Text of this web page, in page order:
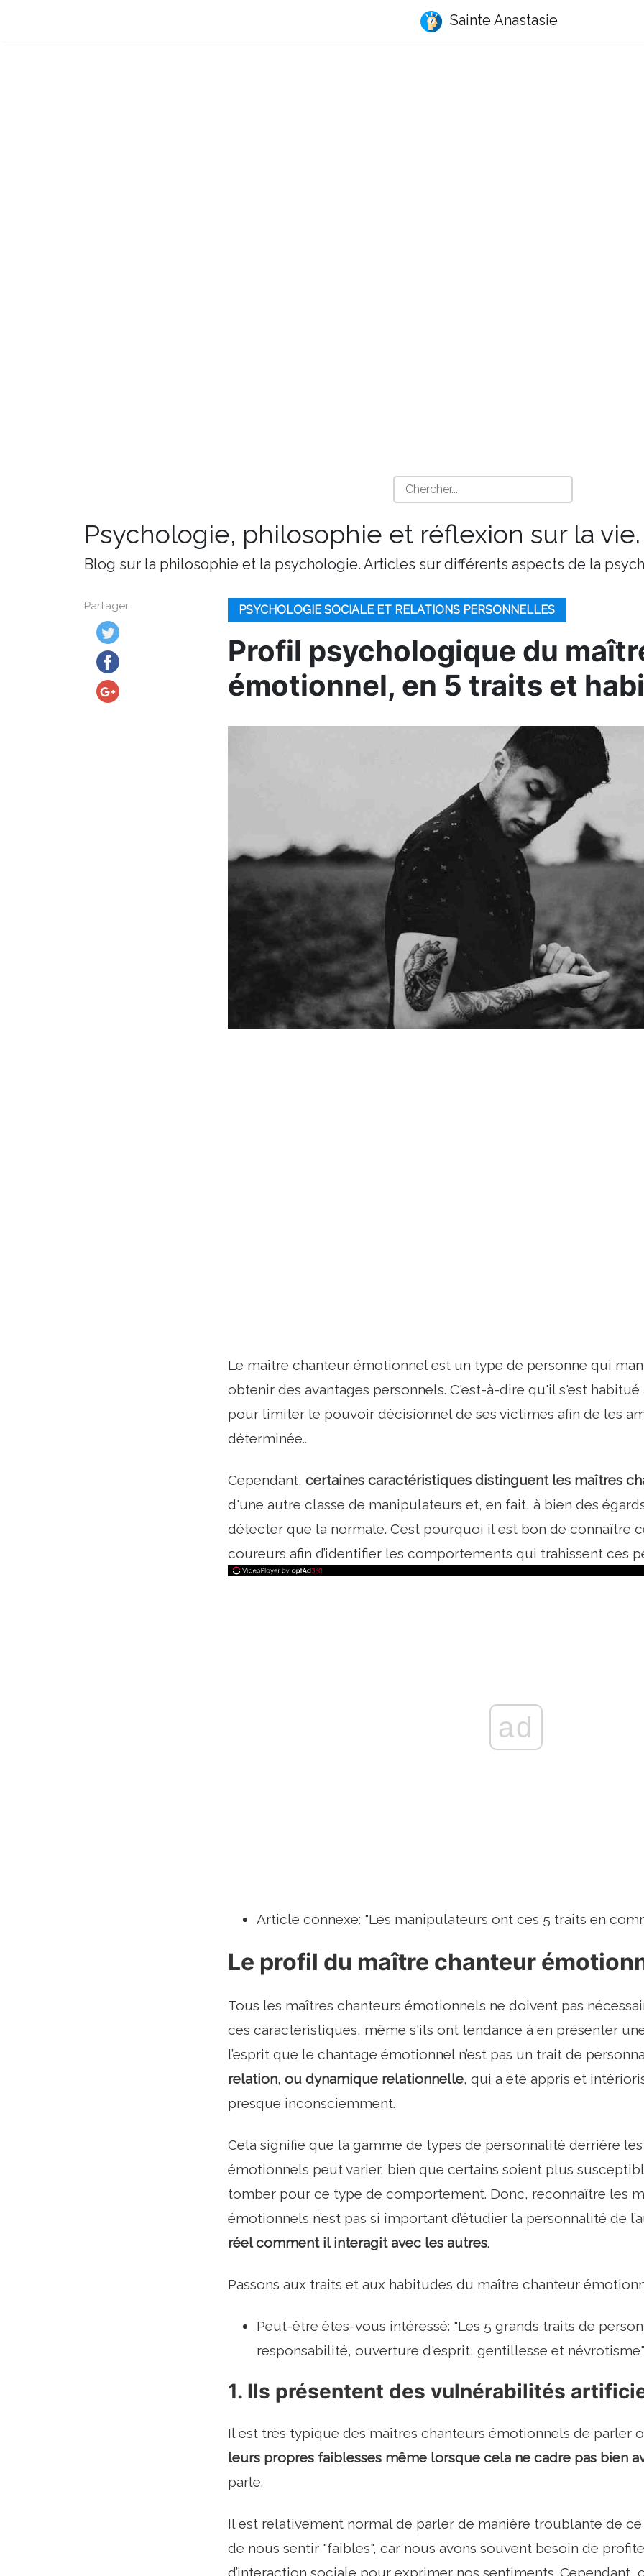
Sainte Anastasie
Psychologie, philosophie et réflexion sur la vie.
Blog sur la philosophie et la psychologie. Articles sur différents aspects de la
Partager: PSYCHOLOGIE SOCIALE ET RELATIONS PERSONNELLES
Profil psychologique du
émotionnel, en 5 traits et
Le maître chanteur émotionnel est un type de personne qui
obtenir des avantages personnels. C'est-à-dire qu'il s'est
pour limiter le pouvoir décisionnel de ses victimes afin de les
déterminée..
Cependant, certaines caractéristiques distinguent les maîtres
d'une autre classe de manipulateurs et, en fait, à bien des
détecter que la normale. C’est pourquoi il est bon de connaître
coureurs afin d’identifier les comportements qui trahissent ces
ad
Article connexe: "Les manipulateurs ont ces 5 traits en
Le profil du maître chanteur
Tous les maîtres chanteurs émotionnels ne doivent pas
ces caractéristiques, même s'ils ont tendance à en présenter
l’esprit que le chantage émotionnel n’est pas un trait de
relation, ou dynamique relationnelle, qui a été appris et
presque inconsciemment.
Cela signifie que la gamme de types de personnalité derrière
émotionnels peut varier, bien que certains soient plus
tomber pour ce type de comportement. Donc, reconnaître les
émotionnels n’est pas si important d’étudier la personnalité de
réel comment il interagit avec les autres.
Passons aux traits et aux habitudes du maître chanteur
Peut-être êtes-vous intéressé: "Les 5 grands traits de
responsabilité, ouverture d'esprit, gentillesse et névrotisme"
1. Ils présentent des vulnérabilités
Il est très typique des maîtres chanteurs émotionnels de parler
leurs propres faiblesses même lorsque cela ne cadre pas bien
parle.
Il est relativement normal de parler de manière troublante de
de nous sentir "faibles", car nous avons souvent besoin de
d’interaction sociale pour exprimer nos sentiments. Cependant,